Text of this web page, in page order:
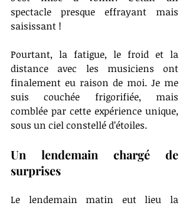
spectacle presque effrayant mais
saisissant !
Pourtant, la fatigue, le froid et la
distance avec les musiciens ont
finalement eu raison de moi. Je me
suis couchée frigorifiée, mais
comblée par cette expérience unique,
sous un ciel constellé d’étoiles.
Un lendemain chargé de
surprises